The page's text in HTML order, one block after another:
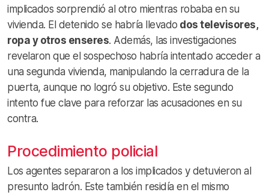
implicados sorprendió al otro mientras robaba en su
vivienda. El detenido se habría llevado dos televisores,
ropa y otros enseres. Además, las investigaciones
revelaron que el sospechoso habría intentado acceder a
una segunda vivienda, manipulando la cerradura de la
puerta, aunque no logró su objetivo. Este segundo
intento fue clave para reforzar las acusaciones en su
contra.
Procedimiento policial
Los agentes separaron a los implicados y detuvieron al
presunto ladrón. Este también residía en el mismo